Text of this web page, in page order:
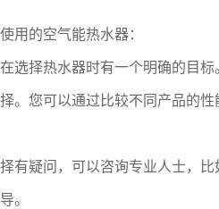
的空气能热水器：
择热水器时有一个明确的目标
您可以通过比较不同产品的性
疑问，可以咨询专业人士，比
。